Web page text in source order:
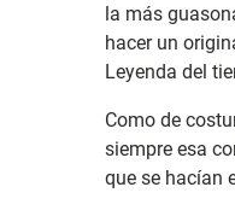
la más
hacer un
Leyenda del
Como de
siempre esa
que se hacían